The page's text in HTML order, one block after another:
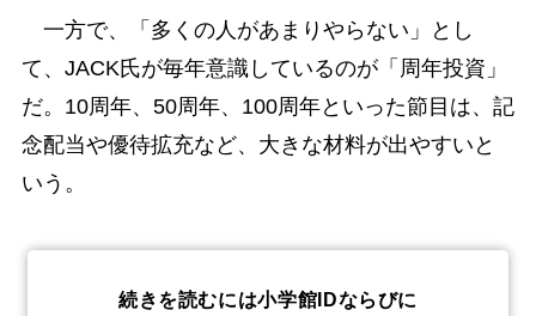
一方で、「多くの人があまりやらない」とし
て、JACK氏が毎年意識しているのが「周年投資」
だ。10周年、50周年、100周年といった節目は、記
念配当や優待拡充など、大きな材料が出やすいと
いう。
続きを読むには小学館IDならびに